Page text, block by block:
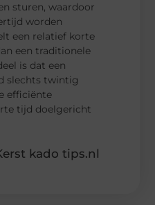
sturen, waardoor
worden
een relatief korte
een traditionele
is dat een
slechts twintig
efficiënte
tijd doelgericht
kado tips.nl